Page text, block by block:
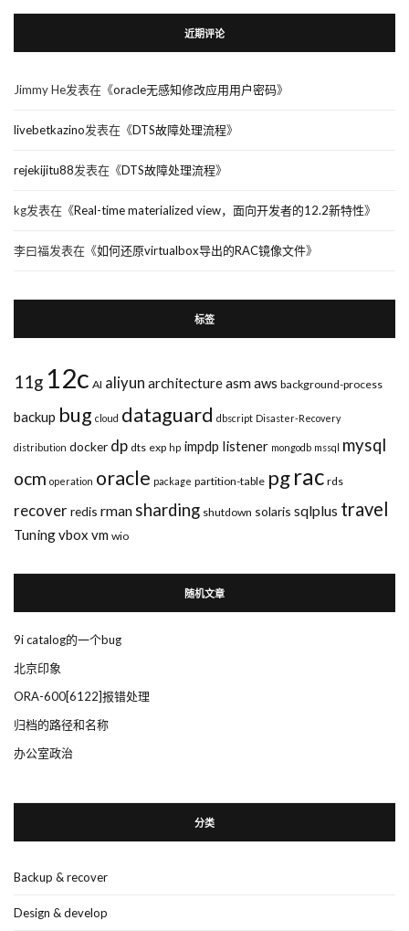
近期评论
Jimmy He发表在《oracle无感知修改应用用户密码》
livebetkazino发表在《DTS故障处理流程》
rejekijitu88发表在《DTS故障处理流程》
kg发表在《Real-time materialized view，面向开发者的12.2新特性》
李曰福发表在《如何还原virtualbox导出的RAC镜像文件》
标签
11g 12c AI aliyun architectureasmaws background-process
backup bug cloud dataguard dbscript Disaster-Recovery
distribution docker dp dts exp hp impdp listener mongodb mssql mysql
ocm operation oracle package partition-table pgrac rds
recover redis rman sharding shutdown solaris sqlplus travel
Tuningvbox vm wio
随机文章
9i catalog的一个bug
北京印象
ORA-600[6122]报错处理
归档的路径和名称
办公室政治
分类
Backup & recover
Design & develop